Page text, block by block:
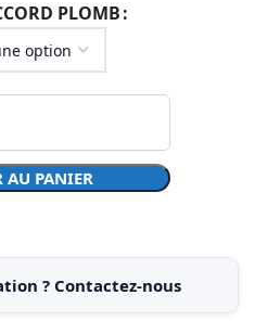
PLOMB
AU PANIER
? Contactez-nous